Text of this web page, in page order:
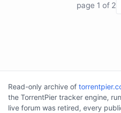
page 1 of 2
Read-only archive of
the TorrentPier tracker engine,
live forum was retired, every